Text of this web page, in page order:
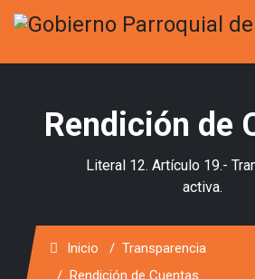
Rendición de
Literal 12. Artículo 19.-
activa.
Inicio
Transparencia
Rendición de Cuentas